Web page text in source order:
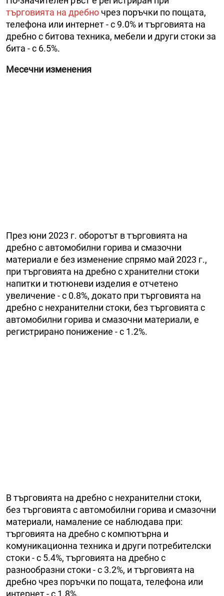
търговията на дребночрез поръчки по пощата,
телефона или интернет - с 9.0% и търговията на
дребно с битова техника, мебели и други стоки за
бита - с 6.5%.
Месечни изменения
През юни 2023 г. оборотът в търговията на
дребно с автомобилни горива и смазочни
материали е без изменение спрямо май 2023 г.,
при търговията на дребно с хранителни стоки
напитки и тютюневи изделия е отчетено
увеличение - с 0.8%, докато при търговията на
дребно с нехранителни стоки, без търговията с
автомобилни горива и смазочни материали, е
регистрирано понижение - с 1.2%.
В търговията на дребно с нехранителни стоки,
без търговията с автомобилни горива и смазочни
материали, намаление се наблюдава при:
търговията на дребно с компютърна и
комуникационна техника и други потребителски
стоки - с 5.4%, търговията на дребно с
разнообразни стоки - с 3.2%, и търговията на
дребно чрез поръчки по пощата, телефона или
интернет - с 1.8%.